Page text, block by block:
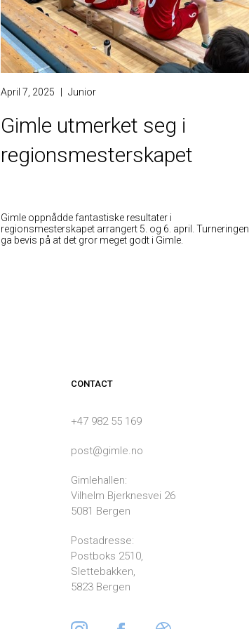
April 7, 2025 Junior
Gimle utmerket seg i
regionsmesterskapet
Gimle oppnådde fantastiske resultater i
regionsmesterskapet arrangert 5. og 6. april. Turneringen
ga bevis på at det gror meget godt i Gimle.
CONTACT
+47 982 55 169
post@gimle.no
Gimlehallen:
Vilhelm Bjerknesvei 26
5081 Bergen
Postadresse:
Postboks 2510,
Slettebakken,
5823 Bergen